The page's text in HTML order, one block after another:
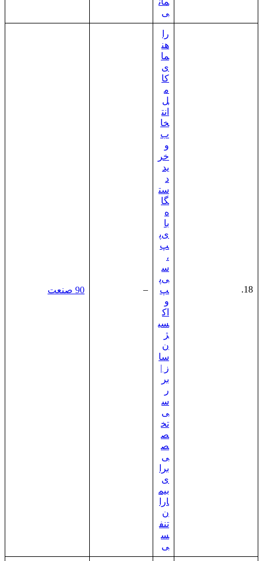
ی
18.
را
هن
ما
ی
کا
م
ل
انت
خا
ب
و
خر
ید
د
ست
گا
ه
با
ی‌پ
پ
،
س
ی‌پ
پ
و
اک
سی
ژ
ن‌
سا
ز |
بر
ر
س
ی
تخ
ص
ص
ی
برا
ی
بیم
ارا
ن
تنف
س
ی
– 90 صنعت